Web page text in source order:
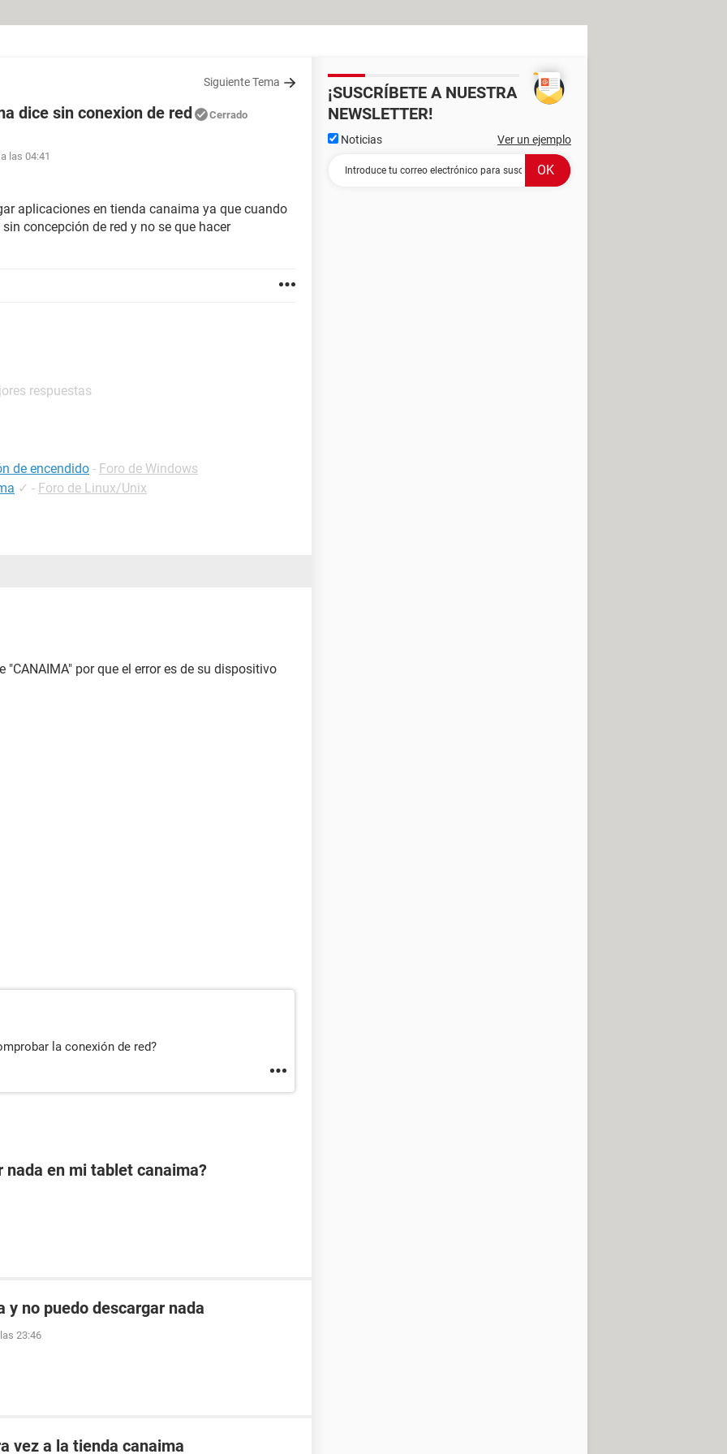
Siguiente Tema
dice sin conexion de red Cerrado
las 04:41
aplicaciones en tienda canaima ya que cuando
concepción de red y no se que hacer
respuestas
de encendido - Foro de Windows
✓ - Foro de Linux/Unix
por que el error es de su dispositivo
la conexión de red?
nada en mi tablet canaima?
no puedo descargar nada
23:46
vez a la tienda canaima
¡SUSCRÍBETE A NUESTRA
NEWSLETTER!
Noticias Ver un ejemplo